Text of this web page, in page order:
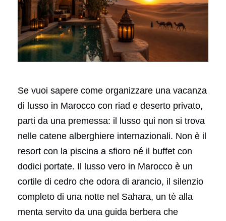
Se vuoi sapere come organizzare una vacanza
di lusso in Marocco con riad e deserto privato,
parti da una premessa: il lusso qui non si trova
nelle catene alberghiere internazionali. Non è il
resort con la piscina a sfioro né il buffet con
dodici portate. Il lusso vero in Marocco è un
cortile di cedro che odora di arancio, il silenzio
completo di una notte nel Sahara, un tè alla
menta servito da una guida berbera che